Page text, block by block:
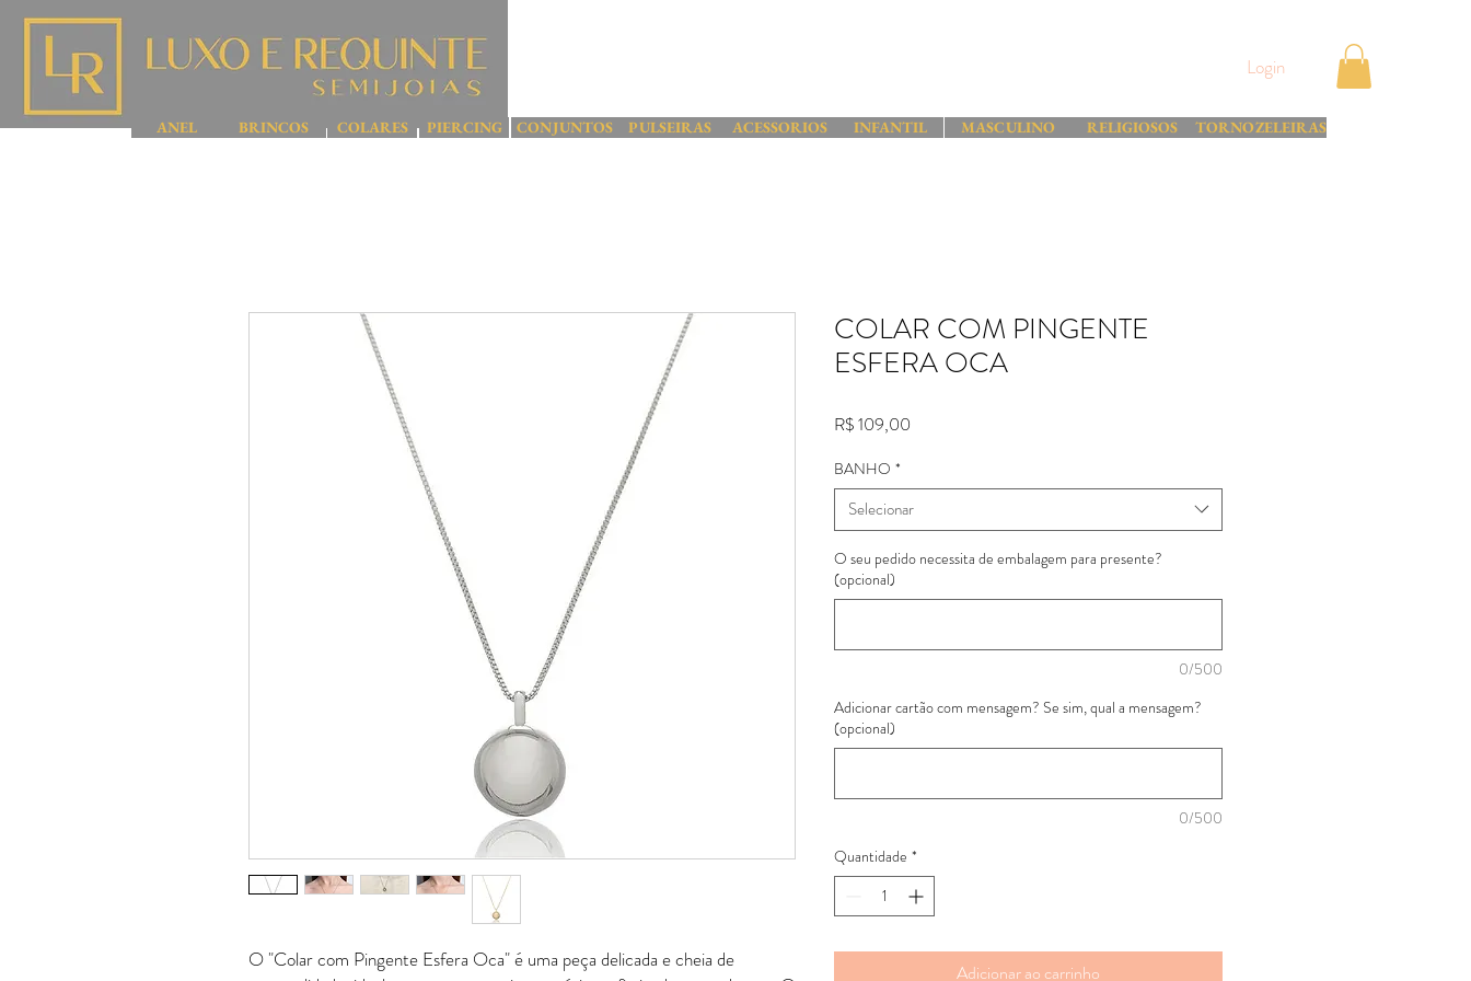
ANEL BRINCOS COLARES PIERCING
Login
CONJUNTOS PULSEIRAS ACESSORIOS INFANTIL MASCULINO RELIGIOSOS TORNOZELEIRAS
O "Colar com Pingente Esfera Oca" é uma peça delicada e cheia de
COLAR COM PINGENTE
ESFERA OCA
R$ 109,00
BANHO *
Selecionar
O seu pedido necessita de embalagem para presente?
(opcional)
0/500
Adicionar cartão com mensagem? Se sim, qual a mensagem?
(opcional)
0/500
Quantidade *
Adicionar ao carrinho